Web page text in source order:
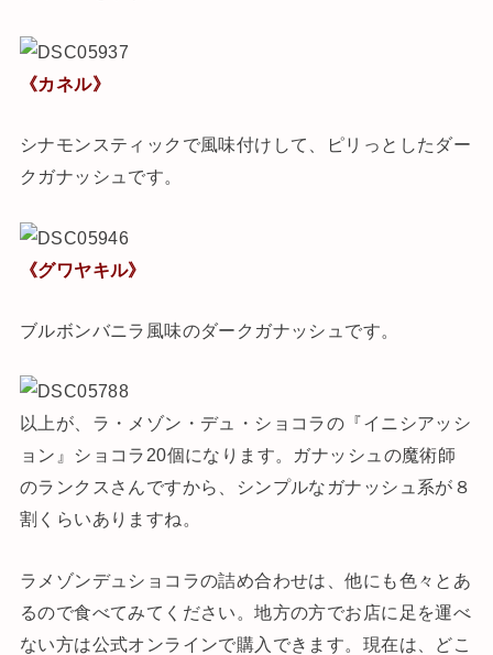
《カネル》
シナモンスティックで風味付けして、ピリっとしたダー
クガナッシュです。
《グワヤキル》
ブルボンバニラ風味のダークガナッシュです。
以上が、ラ・メゾン・デュ・ショコラの『イニシアッシ
ョン』ショコラ20個になります。ガナッシュの魔術師
のランクスさんですから、シンプルなガナッシュ系が８
割くらいありますね。
ラメゾンデュショコラの詰め合わせは、他にも色々とあ
るので食べてみてください。地方の方でお店に足を運べ
ない方は公式オンラインで購入できます。現在は、どこ